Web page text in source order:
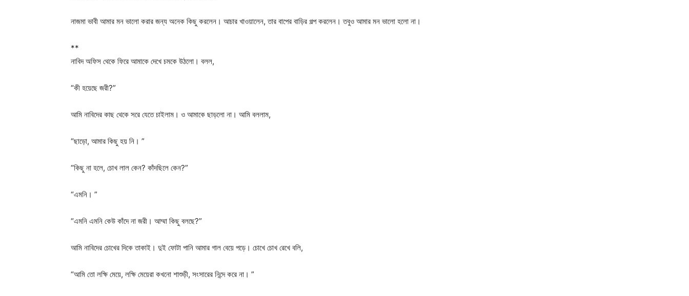
নাজমা ভাবী আমার মন ভালো করার জন্য অনেক কিছু করলেন। আচার খাওয়ালেন, তার বাপের বাড়ির গল্প করলেন। তবুও আমার মন ভালো হলো না।
**
নাবিদ অফিস থেকে ফিরে আমাকে দেখে চমকে উঠলো। বলল,
“কী হয়েছে জরী?”
আমি নাবিদের কাছ থেকে সরে যেতে চাইলাম। ও আমাকে ছাড়লো না। আমি বললাম,
“ছাড়ো, আমার কিছু হয় নি। ”
“কিছু না হলে, চোখ লাল কেন? কাঁদছিলে কেন?”
“এমনি। ”
“এমনি এমনি কেউ কাঁদে না জরী। আম্মা কিছু বলছে?”
আমি নাবিদের চোখের দিকে তাকাই। দুই ফোটা পানি আমার গাল বেয়ে পড়ে। চোখে চোখ রেখে বলি,
“আমি তো লক্ষি মেয়ে, লক্ষি মেয়েরা কখনো শাশুড়ী, সংসারের নিন্দে করে না। ”